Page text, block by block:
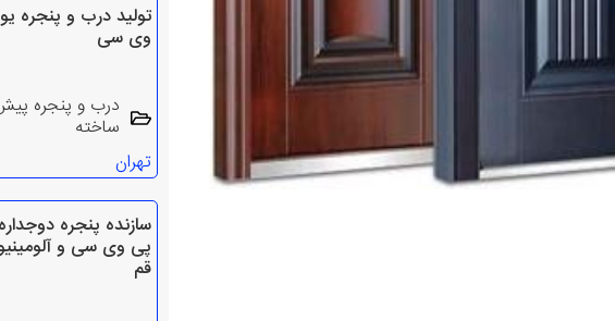
تولید درب و پنجره
وی سی
درب و پنجره
ساخته
تهران
سازنده پنجره
پی وی سی و
قم